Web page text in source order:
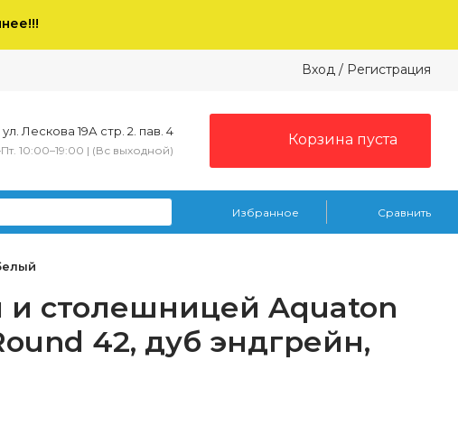
Вход / Регистрация
Лескова 19А стр. 2. пав. 4
10:00–19:00 | (Вс выходной)
Корзина пуста
Избранное Сравнить
и столешницей Aquaton
42, дуб эндгрейн,